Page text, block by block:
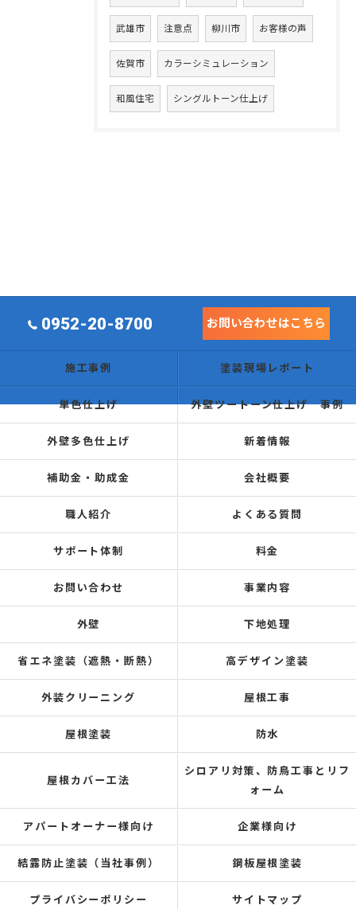
武雄市 注意点 柳川市 お客様の声
佐賀市 カラーシミュレーション
和風住宅 シングルトーン仕上げ
0952-20-8700 お問い合わせはこちら
施工事例 塗装現場レポート
単色仕上げ 外壁ツートーン仕上げ 事例
外壁多色仕上げ 新着情報
補助金・助成金 会社概要
職人紹介 よくある質問
サポート体制 料金
お問い合わせ 事業内容
外壁 下地処理
省エネ塗装（遮熱・断熱） 高デザイン塗装
外装クリーニング 屋根工事
屋根塗装 防水
屋根カバー工法
シロアリ対策、防鳥工事とリフ
ォーム
アパートオーナー様向け 企業様向け
結露防止塗装（当社事例） 鋼板屋根塗装
プライバシーポリシー サイトマップ